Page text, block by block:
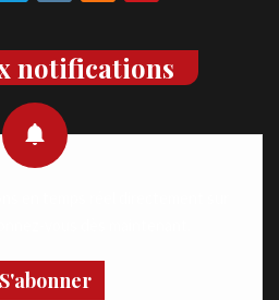
notifications
S'abonner